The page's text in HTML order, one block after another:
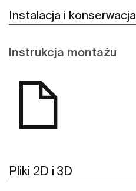
Instalacja i konserwacja
Instrukcja montażu
Pliki 2D i 3D